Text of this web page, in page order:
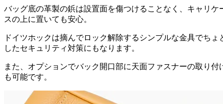
バッグ底の革製の鋲は設置面を傷つけることなく、キャリケ
スの上に置いても安心。
ドイツホックは摘んでロック解除するシンプルな金具でちょ
したセキュリティ対策にもなります。
また、オプションでバック開口部に天面ファスナーの取り付
も可能です。